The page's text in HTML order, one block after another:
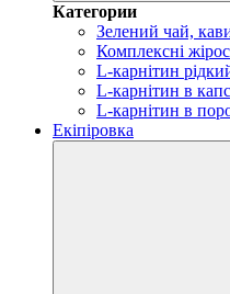
Категории
Зелений чай,
Комплексні
L-карнітин
L-карнітин в
L-карнітин в
Екіпіровка